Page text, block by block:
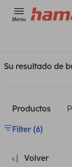
Menu
Su resultado de
Productos
Filter (6)
Volver